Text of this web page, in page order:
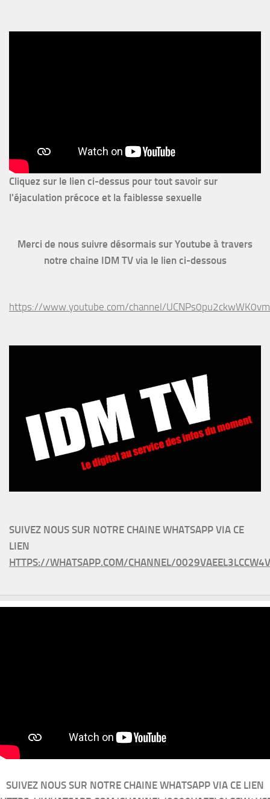
Cliquez sur le lien ci-dessus pour tout savoir sur
l'éjaculation précoce et la faiblesse sexuelle
Merci de nous suivre désormais sur Youtube à travers
notre chaine IDM TV via le lien ci-dessous
https://www.youtube.com/channel/
SUIVEZ NOUS SUR NOTRE CHAINE WHATSAPP VIA CE
LIEN
HTTPS://WHATSAPP.COM/CHANNEL/
SUIVEZ NOUS SUR NOTRE CHAINE WHATSAPP VIA CE LIEN